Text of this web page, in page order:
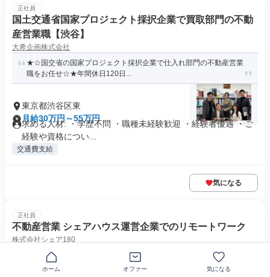
正社員
国土交通省国家プロジェクト採択企業で買取部門の不動
産営業職【渋谷】
大希企画株式会社
★☆国交省の国家プロジェクト採択企業で仕入れ部門の不動産営業
職をお任せ☆★年間休日120日...
東京都渋谷区東
月給30万円～55万円
求める人材: ・学歴不問 ・職種未経験歓迎 ・経験者優遇 ・ご
経験や資格につい...
交通費支給
気になる
正社員
不動産営業 シェアハウス運営企業でのリモートワーク
株式会社シェア180
■基本在宅＆外勤は週1日程度■フレックスタイム■長期休暇あり
ホーム オファー 気になる